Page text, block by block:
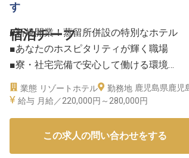
宿泊チーフ
す
■新規開業！蒸留所併設の特別なホテル
■あなたのホスピタリティが輝く職場
■寮・社宅完備で安心して働ける環境
■資格取得・研修支援制度あり！成長で
西酒造株式会社が手がける「御岳蒸留所
業態 リゾートホテル 勤務地 鹿児島県鹿児
給与 月給／220,000円～ 280,000円
この求人の問い合わせをする